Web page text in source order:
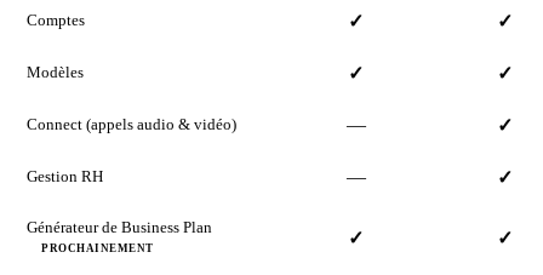
Comptes ✓ ✓
Modèles ✓ ✓
Connect (appels audio & vidéo) — ✓
Gestion RH — ✓
Générateur de Business Plan
PROCHAINEMENT
✓ ✓